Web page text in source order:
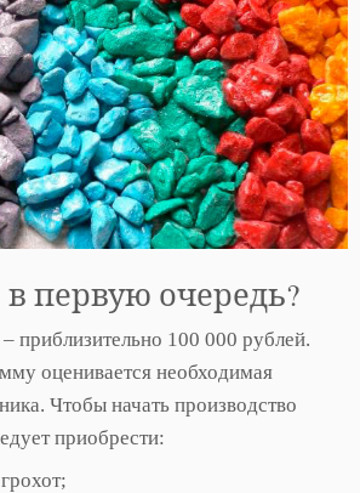
первую очередь?
приблизительно 100 000 рублей.
оценивается необходимая
Чтобы начать производство
приобрести: